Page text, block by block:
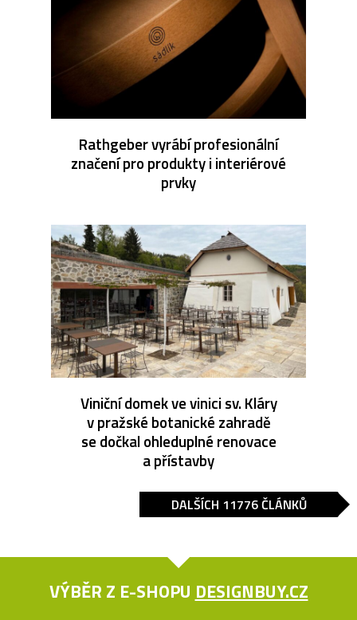
Rathgeber vyrábí profesionální
značení pro produkty i interiérové
prvky
Viniční domek ve vinici sv. Kláry
v pražské botanické zahradě
se dočkal ohleduplné renovace
a přístavby
DALŠÍCH 11776 ČLÁNKŮ
VÝBĚR Z E-SHOPU DESIGNBUY.CZ